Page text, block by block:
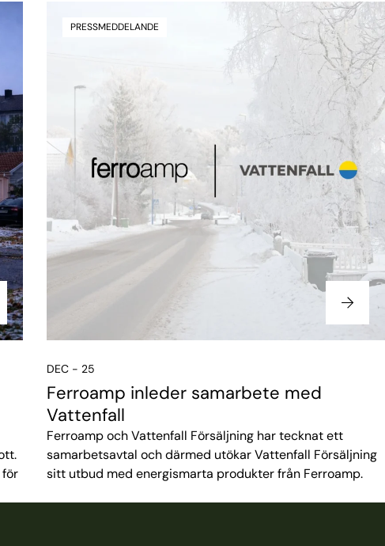
PRESSMEDDELANDE
DEC - 25
Ferroamp inleder samarbete med
Vattenfall
Ferroamp och Vattenfall Försäljning har tecknat ett
samarbetsavtal och därmed utökar Vattenfall Försäljning
sitt utbud med energismarta produkter från Ferroamp.